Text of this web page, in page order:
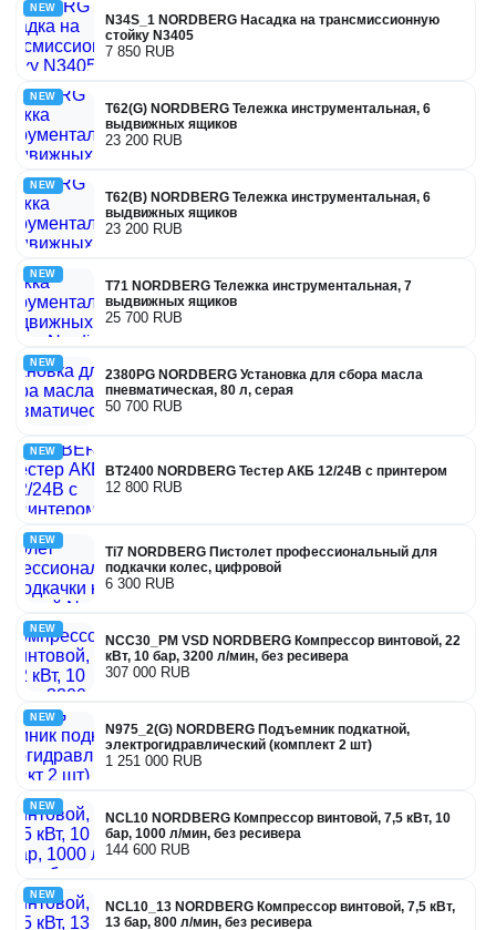
NEW
N34S_1 NORDBERG Насадка на трансмиссионную
стойку N3405
7 850 RUB
NEW
T62(G) NORDBERG Тележка инструментальная, 6
выдвижных ящиков
23 200 RUB
NEW
T62(B) NORDBERG Тележка инструментальная, 6
выдвижных ящиков
23 200 RUB
NEW
T71 NORDBERG Тележка инструментальная, 7
выдвижных ящиков
25 700 RUB
NEW
2380PG NORDBERG Установка для сбора масла
пневматическая, 80 л, серая
50 700 RUB
NEW
BT2400 NORDBERG Тестер АКБ 12/24В с принтером
12 800 RUB
NEW
Ti7 NORDBERG Пистолет профессиональный для
подкачки колес, цифровой
6 300 RUB
NEW
NCC30_PM VSD NORDBERG Компрессор винтовой, 22
кВт, 10 бар, 3200 л/мин, без ресивера
307 000 RUB
NEW
N975_2(G) NORDBERG Подъемник подкатной,
электрогидравлический (комплект 2 шт)
1 251 000 RUB
NEW
NCL10 NORDBERG Компрессор винтовой, 7,5 кВт, 10
бар, 1000 л/мин, без ресивера
144 600 RUB
NEW
NCL10_13 NORDBERG Компрессор винтовой, 7,5 кВт,
13 бар, 800 л/мин, без ресивера